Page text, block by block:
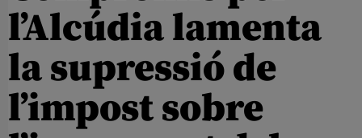
l’Alcúdia lamenta
la supressió de
l’impost sobre